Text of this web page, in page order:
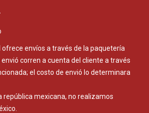
envíos a través de la paquetería
envió corren a cuenta del cliente a través
el costo de envió lo determinara
república mexicana, no realizamos